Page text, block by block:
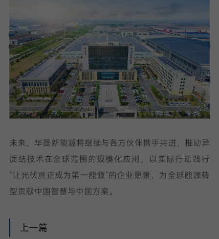
未来，华晟新能源将继续与各方伙伴携手共进，推动异
质结技术在全球范围的规模化应用，以实际行动践行
“让光伏真正成为第一能源”的企业愿景，为全球能源转
型贡献中国智慧与中国方案。
上一篇